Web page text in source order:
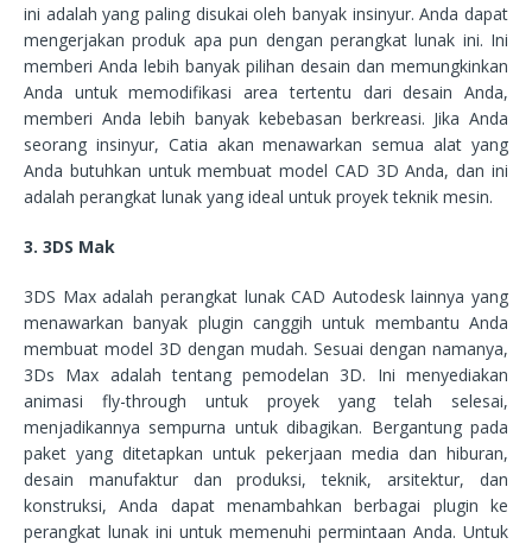
ini adalah yang paling disukai oleh banyak insinyur. Anda dapat
mengerjakan produk apa pun dengan perangkat lunak ini. Ini
memberi Anda lebih banyak pilihan desain dan memungkinkan
Anda untuk memodifikasi area tertentu dari desain Anda,
memberi Anda lebih banyak kebebasan berkreasi. Jika Anda
seorang insinyur, Catia akan menawarkan semua alat yang
Anda butuhkan untuk membuat model CAD 3D Anda, dan ini
adalah perangkat lunak yang ideal untuk proyek teknik mesin.
3. 3DS Mak
3DS Max adalah perangkat lunak CAD Autodesk lainnya yang
menawarkan banyak plugin canggih untuk membantu Anda
membuat model 3D dengan mudah. Sesuai dengan namanya,
3Ds Max adalah tentang pemodelan 3D. Ini menyediakan
animasi fly-through untuk proyek yang telah selesai,
menjadikannya sempurna untuk dibagikan. Bergantung pada
paket yang ditetapkan untuk pekerjaan media dan hiburan,
desain manufaktur dan produksi, teknik, arsitektur, dan
konstruksi, Anda dapat menambahkan berbagai plugin ke
perangkat lunak ini untuk memenuhi permintaan Anda. Untuk